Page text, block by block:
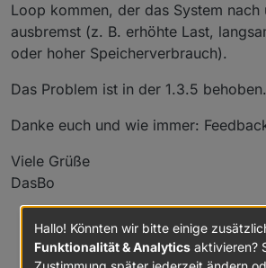
Loop kommen, der das System nach
ausbremst (z. B. erhöhte Last,
oder hoher Speicherverbrauch).
Das Problem ist in der 1.3.5 behoben.
Danke euch und wie immer:
Viele Grüße
DasBo
Entwickler des Adapters PoolControl /
Einfach macht aus einem Problem keine
Hallo! Könnten wir bitte einige
Funktionalität & Analytics aktivieren?